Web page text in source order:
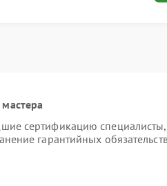
сертификацию специалисты,
гарантийных